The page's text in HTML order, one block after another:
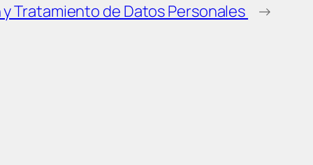
Tratamiento de Datos Personales →